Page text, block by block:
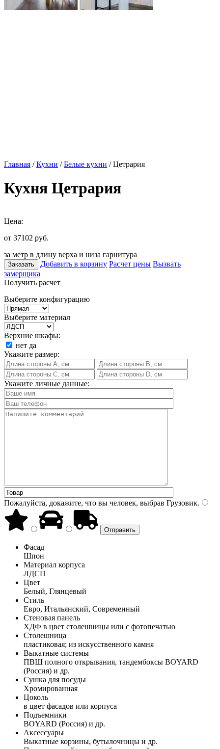
Главная /Кухни /Белые кухни / Цетрария
Кухня Цетрария
Цена:
от 37102 руб.
за метр в длину верха и низа гарнитура
Заказать Добавить в корзину Расчет цены Вызвать
замерщика
Получить расчет
Выберите конфигурацию
Выберите материал
Верхние шкафы:
нет да
Укажите размер:
Укажите личные данные:
Пожалуйста, докажите, что вы человек, выбрав Грузовик.
Фасад
Шпон
Материал корпуса
ЛДСП
Цвет
Белый, Глянцевый
Стиль
Евро, Итальянский, Современный
Стеновая панель
ХДФ в цвет столешницы или с фотопечатью
Столешница
пластиковая; из искусственного камня
Выкатные системы
ПВШ полного открывания, тандембоксы BOYARD
(Россия) и др.
Сушка для посуды
Хромированная
Цоколь
в цвет фасадов или корпуса
Подъемники
BOYARD (Россия) и др.
Аксессуары
Выкатные корзины, бутылочницы и др.